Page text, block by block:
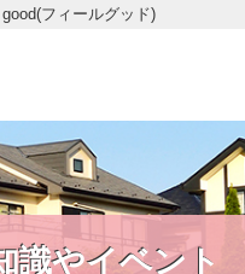
フィールグッド)
識やイベント